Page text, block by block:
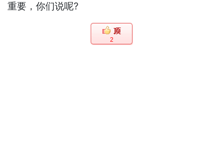
重要，你们说呢?
2